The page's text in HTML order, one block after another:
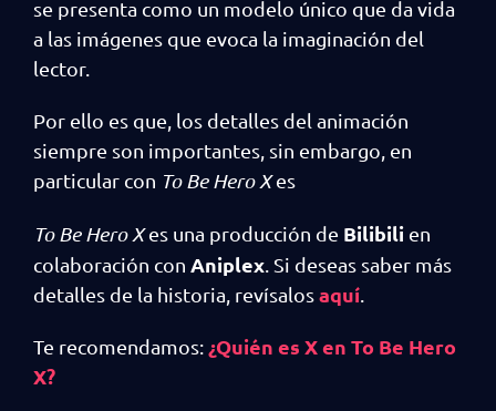
se presenta como un modelo único que da vida
a las imágenes que evoca la imaginación del
lector.
Por ello es que, los detalles del animación
siempre son importantes, sin embargo, en
particular con To Be Hero Xes
To Be Hero Xes una producción de Bilibili en
colaboración con Aniplex . Si deseas saber más
detalles de la historia, revísalosaquí
Te recomendamos: ¿Quién es X en To Be Hero
X?